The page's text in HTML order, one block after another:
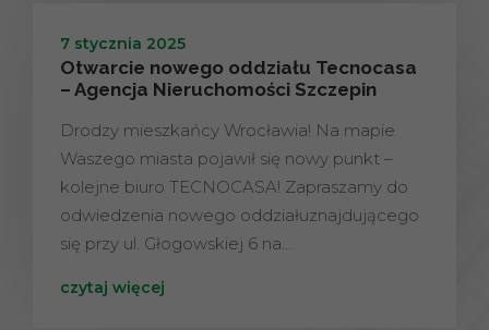
7 stycznia 2025
Otwarcie nowego oddziału Tecnocasa
– Agencja Nieruchomości Szczepin
Drodzy mieszkańcy Wrocławia! Na mapie
Waszego miasta pojawił się nowy punkt –
kolejne biuro TECNOCASA! Zapraszamy do
odwiedzenia nowego oddziałuznajdującego
się przy ul. Głogowskiej 6 na…
czytaj więcej